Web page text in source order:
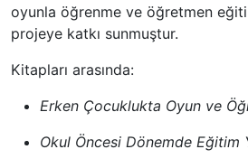
oyunla öğrenme ve öğretmen
projeye katkı sunmuştur.
Kitapları arasında:
Erken Çocuklukta Oyun ve
Okul Öncesi Dönemde Eğitim